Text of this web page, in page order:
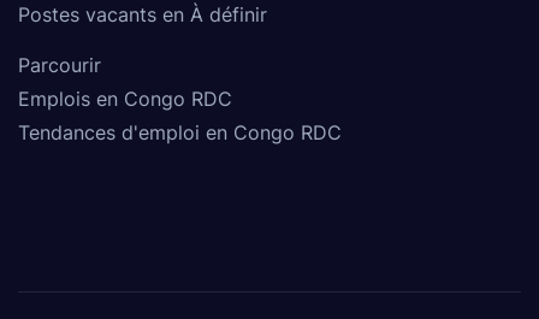
Postes vacants en À définir
Parcourir
Emplois en Congo RDC
Tendances d'emploi en Congo RDC